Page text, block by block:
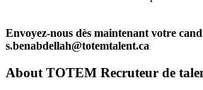
Envoyez-nous dès maintenant votre
s.benabdellah@totemtalent.ca
About TOTEM Recruteur de